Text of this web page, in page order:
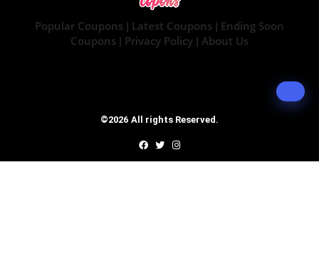
Popular Coupons | Latest Coupons | Ending Soon
Coupons | Privacy Policy | About Us
©2026 All rights Reserved.